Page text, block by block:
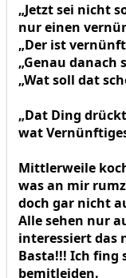
„Jetzt sei nicht
nur einen
„Der ist
„Genau danach
„Wat soll dat
„Dat Ding
wat
Mittlerweile
was an mir
doch gar nicht
Alle sehen nur
interessiert das
Basta!!! Ich fing
bemitleiden.